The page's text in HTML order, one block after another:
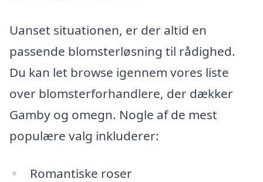
Uanset situationen, er der altid en
passende blomsterløsning til rådighed.
Du kan let browse igennem vores liste
over blomsterforhandlere, der dækker
Gamby og omegn. Nogle af de mest
populære valg inkluderer:
Romantiske roser